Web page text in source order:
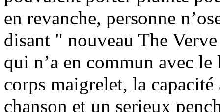
en revanche, personne
disant " nouveau The
qui n’a en commun avec
corps maigrelet, la
chanson et un serieux